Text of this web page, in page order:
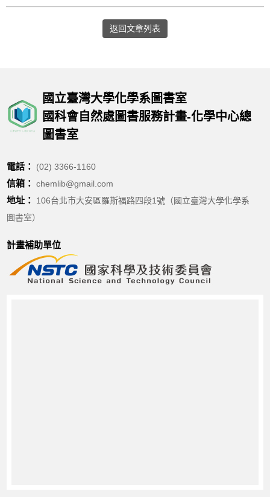
返回文章列表
國立臺灣大學化學系圖書室
國科會自然處圖書服務計畫-化學中心總
圖書室
電話： (02) 3366-1160
信箱： chemlib@gmail.com
地址：
106台北市大安區羅斯福路四段1號（國立臺灣大學化學系
圖書室）
計畫補助單位